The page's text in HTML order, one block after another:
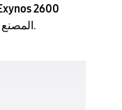
2600
المصنع ، والذي يعد بنقلة نوعية في كفاءة الطاقة.